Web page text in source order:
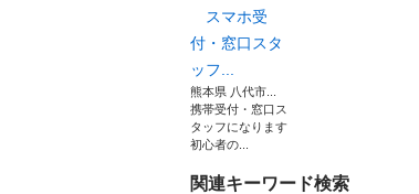
スマホ受
付・窓口スタ
ッフ...
熊本県 八代市...
携帯受付・窓口ス
タッフになります
初心者の...
関連キーワード検索